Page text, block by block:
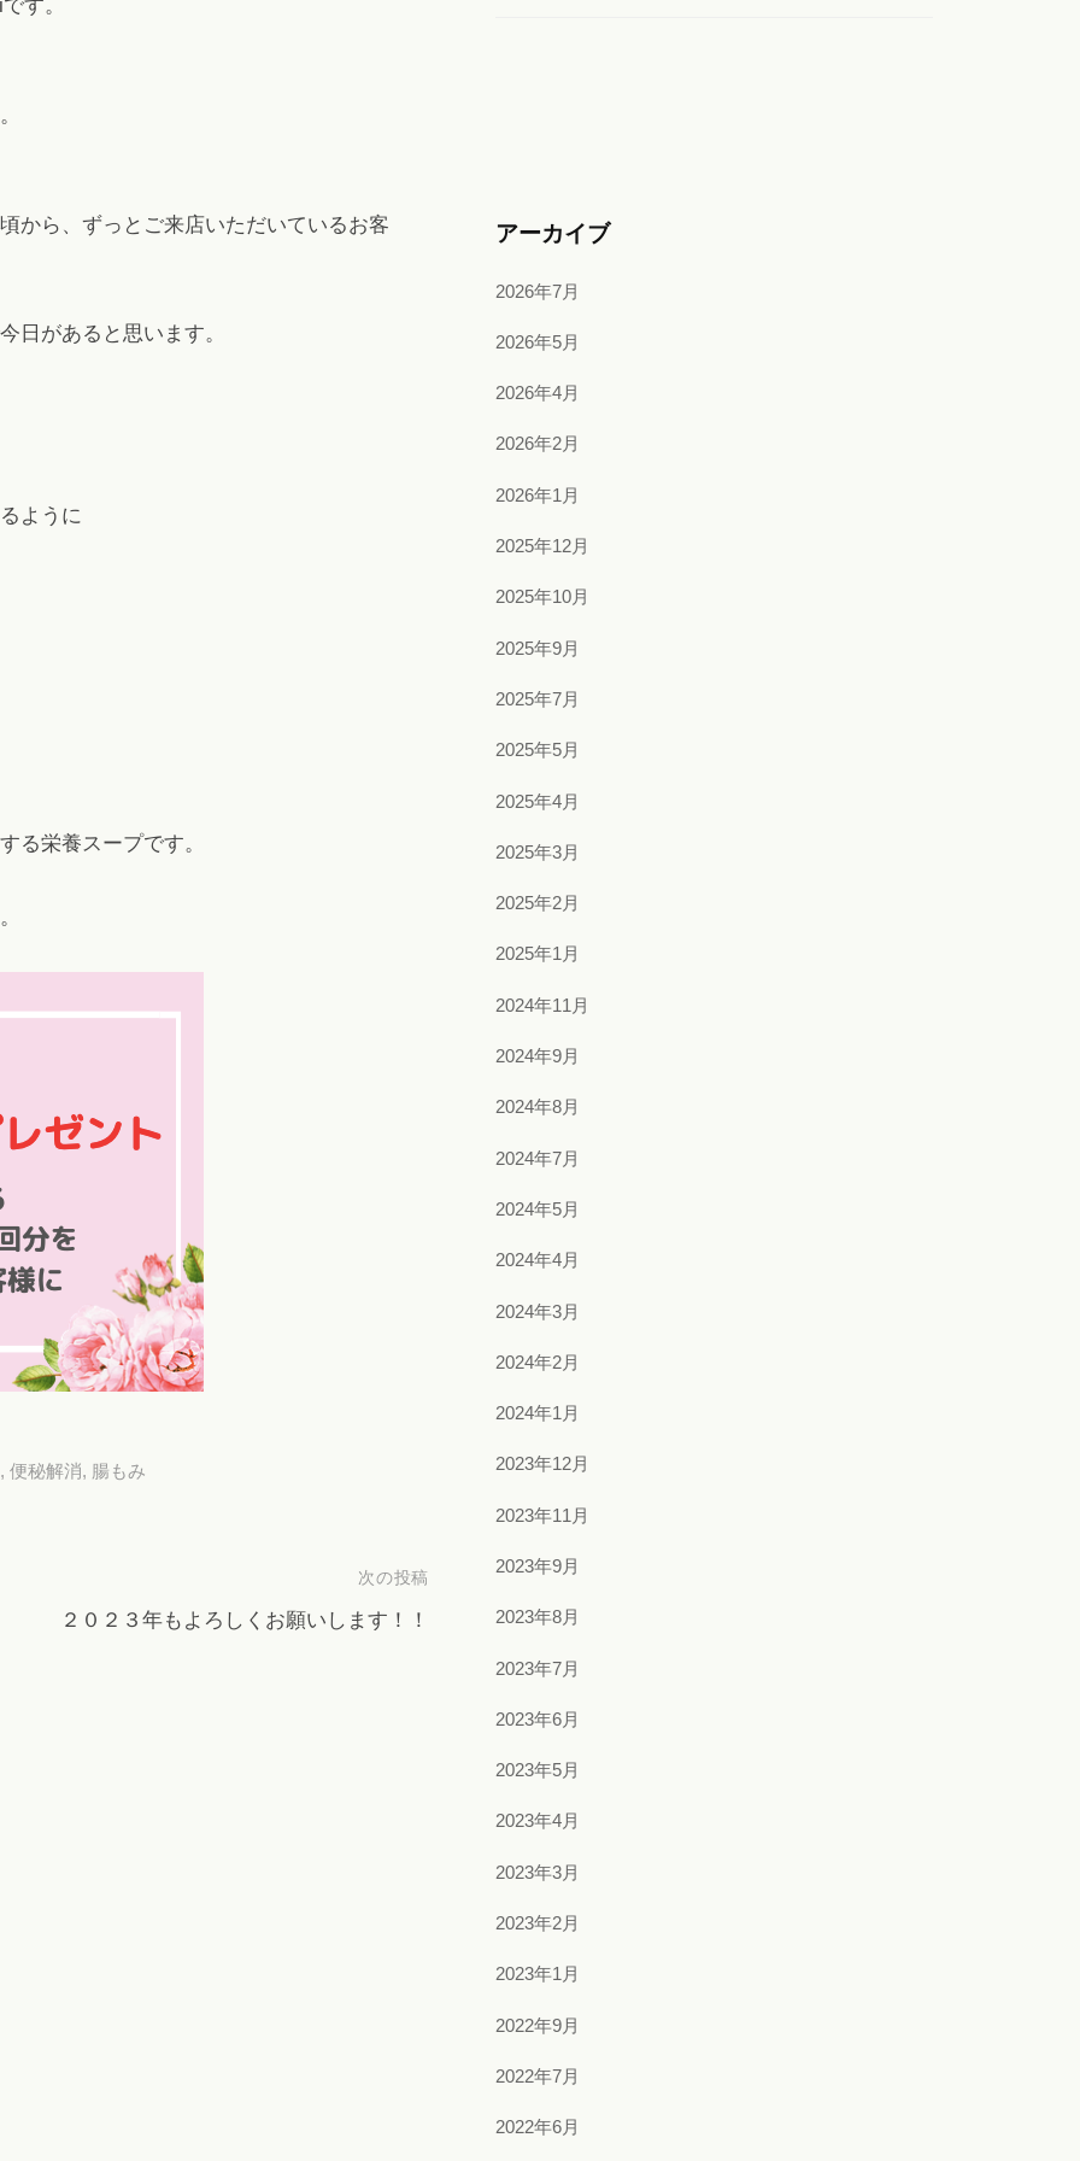
す。
から、ずっとご来店いただいているお客
日があると思います。
ように
る栄養スープです。
, 便秘解消, 腸もみ
次の投稿
２０２３年もよろしくお願いします！！
アーカイブ
2026年7月
2026年5月
2026年4月
2026年2月
2026年1月
2025年12月
2025年10月
2025年9月
2025年7月
2025年5月
2025年4月
2025年3月
2025年2月
2025年1月
2024年11月
2024年9月
2024年8月
2024年7月
2024年5月
2024年4月
2024年3月
2024年2月
2024年1月
2023年12月
2023年11月
2023年9月
2023年8月
2023年7月
2023年6月
2023年5月
2023年4月
2023年3月
2023年2月
2023年1月
2022年9月
2022年7月
2022年6月